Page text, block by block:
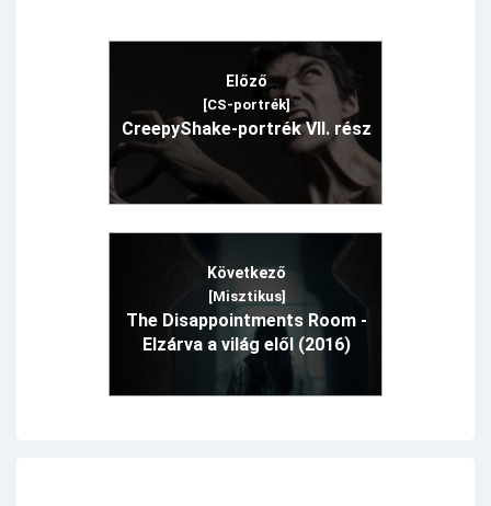
Előző
[CS-portrék]
CreepyShake-portrék VII. rész
Következő
[Misztikus]
The Disappointments Room -
Elzárva a világ elől (2016)